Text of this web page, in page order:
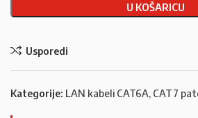
U KOŠARICU
Usporedi
Kategorije: LAN kabeli CAT6A, CAT7